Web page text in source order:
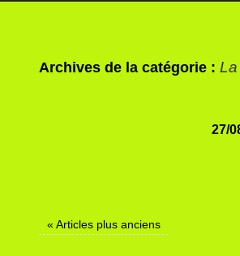
Archives de la catégorie :
27/
« Articles plus anciens